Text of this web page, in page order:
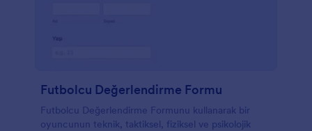
Futbolcu Değerlendirme Formu
Futbolcu Değerlendirme Formunu kullanarak bir
oyuncunun teknik, taktiksel, fiziksel ve psikolojik